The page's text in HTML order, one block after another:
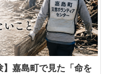
】嘉島町で見た「命を